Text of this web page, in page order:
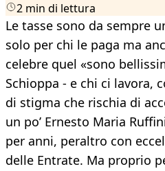
2 min di lettura
Le tasse sono da sempre
solo per chi le paga ma
celebre quel «sono
Schioppa - e chi ci lavora,
di stigma che rischia di
un po’ Ernesto Maria
per anni, peraltro con
delle Entrate. Ma proprio